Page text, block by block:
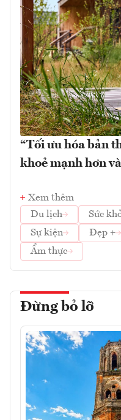
“Tối ưu hóa bản
khoẻ mạnh hơn
Xem thêm
Du lịch
Sức
Sự kiện
Đẹp +
Ẩm thực
Đừng bỏ lỡ